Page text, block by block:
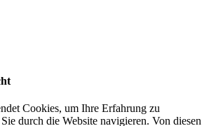
Cookies, um Ihre Erfahrung zu
durch die Website navigieren. Von diesen